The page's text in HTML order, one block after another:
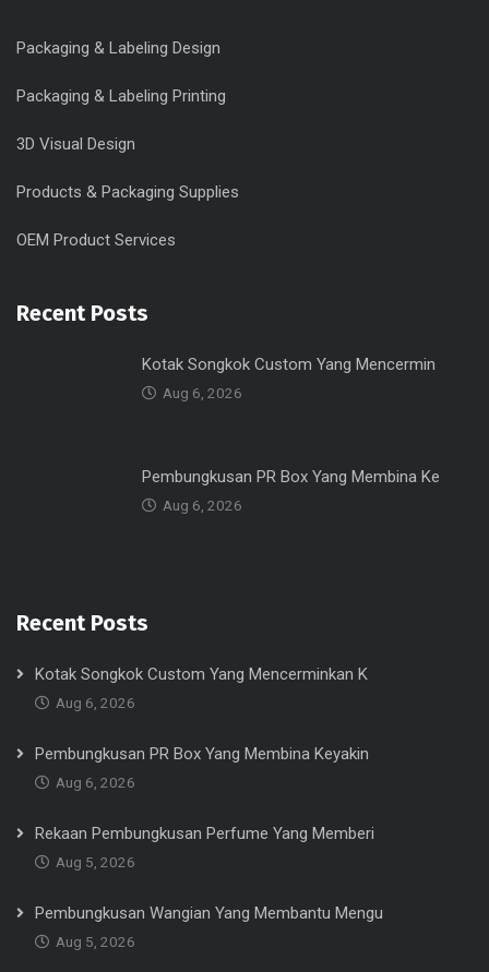
Packaging & Labeling Design
Packaging & Labeling Printing
3D Visual Design
Products & Packaging Supplies
OEM Product Services
Recent Posts
Kotak Songkok Custom Yang Mencermin
Aug 6, 2026
Pembungkusan PR Box Yang Membina Ke
Aug 6, 2026
Recent Posts
Kotak Songkok Custom Yang Mencerminkan K
Aug 6, 2026
Pembungkusan PR Box Yang Membina Keyakin
Aug 6, 2026
Rekaan Pembungkusan Perfume Yang Memberi
Aug 5, 2026
Pembungkusan Wangian Yang Membantu Mengu
Aug 5, 2026